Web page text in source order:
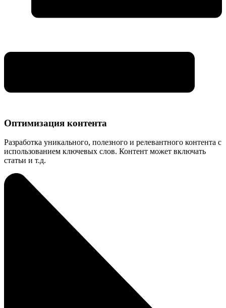
Оптимизация контента
Разработка уникального, полезного и релевантного контента с
использованием ключевых слов. Контент может включать
статьи и т.д.